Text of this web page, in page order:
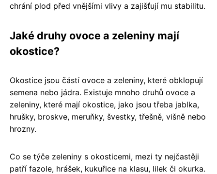
chrání plod před vnějšími vlivy a zajišťují mu stabilitu.
Jaké druhy ovoce a zeleniny mají
okostice?
Okostice jsou částí ovoce a zeleniny, které obklopují
semena nebo jádra. Existuje mnoho druhů ovoce a
zeleniny, které mají okostice, jako jsou třeba jablka,
hrušky, broskve, meruňky, švestky, třešně, višně nebo
hrozny.
Co se týče zeleniny s okosticemi, mezi ty nejčastěji
patří fazole, hrášek, kukuřice na klasu, lilek či okurka.